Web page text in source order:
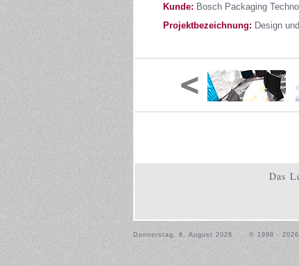
Kunde: Bosch Packaging
Projektbezeichnung: Design
Das
Donnerstag, 6. August 2026 © 1998 -